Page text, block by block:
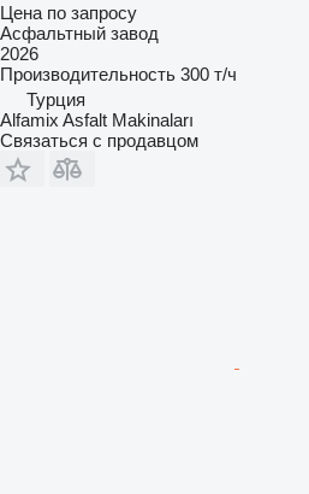
Цена по запросу
Асфальтный завод
2026
Производительность 300 т/ч
Турция
Alfamix Asfalt Makinaları
Связаться с продавцом